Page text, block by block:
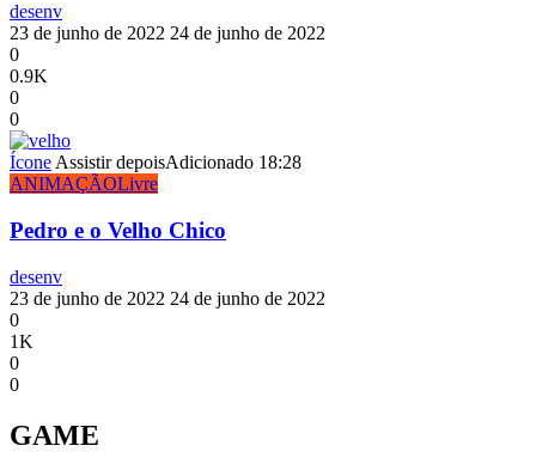
desenv
23 de junho de 2022 24 de junho de 2022
0
0.9K
0
0
ÍconeAssistir depoisAdicionado 18:28
ANIMAÇÃOLivre
Pedro e o Velho Chico
desenv
23 de junho de 2022 24 de junho de 2022
0
1K
0
0
GAME